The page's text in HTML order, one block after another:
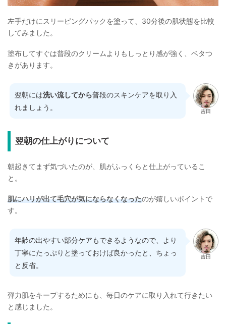
左手だけにスリーピングパックを塗って、30分後の肌状態を比較
してみました。
塗布してすぐは普段のクリームよりもしっとり感が強く、ベタつ
きがあります。
吉田
翌朝には洗い流してから普段のスキンケアを取り入
れましょう。
翌朝の仕上がりについて
朝起きてまず気づいたのが、肌がふっくらと仕上がっているこ
と。
肌にハリが出て毛穴が気にならなくなったのが嬉しいポイントで
す。
吉田
年齢の出やすい部分ケアもできるようなので、より
丁寧にたっぷりと塗っておけば良かったと、ちょっ
と反省。
弾力肌をキープするためにも、毎日のケアに取り入れて行きたい
と感じました。